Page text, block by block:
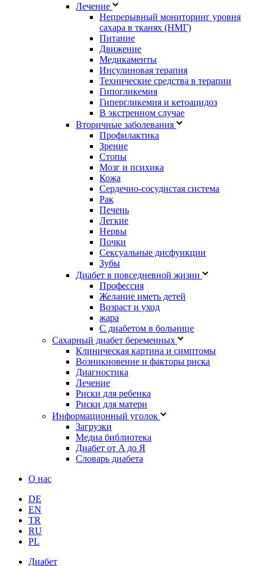
Лечение
Непрерывный мониторинг уровня
сахара в тканях (НМГ)
Питание
Движение
Медикаменты
Инсулиновая терапия
Технические средства в терапии
Гипогликемия
Гипергликемия и кетоацидоз
В экстренном случае
Вторичные заболевания
Профилактика
Зрение
Стопы
Мозг и психика
Кожа
Сердечно-сосудистая система
Рак
Печень
Легкие
Нервы
Почки
Сексуальные дисфункции
Зубы
Диабет в повседневной жизни
Профессия
Желание иметь детей
Возраст и уход
жара
С диабетом в больнице
Сахарный диабет беременных
Клиническая картина и симптомы
Возникновение и факторы риска
Диагностика
Лечение
Риски для ребенка
Риски для матери
Информационный уголок
Загрузки
Медиа библиотека
Диабет от A до Я
Словарь диабета
О нас
DE
EN
TR
RU
PL
Диабет